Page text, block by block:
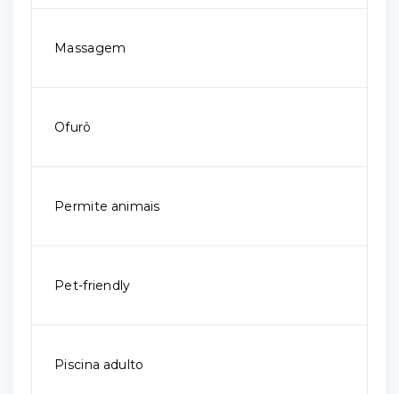
Massagem
Ofurô
Permite animais
Pet-friendly
Piscina adulto